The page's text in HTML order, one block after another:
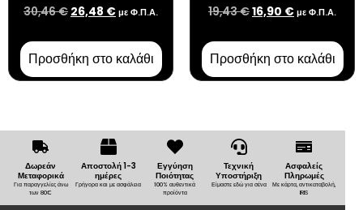
30,46€ 26,48 €με Φ.Π.Α.
Προσθήκη στο καλάθι
19,43€16,90 €με Φ.Π.Α.
Προσθήκη στο καλάθι
Δωρεάν
Μεταφορικά
Για παραγγελίες άνω
των 80€
Αποστολή 1-3
ημέρες
Γρήγορα και με ασφάλεια
Εγγύηση
Ποιότητας
100% αυθεντικά
προϊόντα
Τεχνική
Υποστήριξη
Είμαστε εδώ για σένα
Ασφαλείς
Πληρωμές
Με κάρτα, αντικαταβολή,
IRIS